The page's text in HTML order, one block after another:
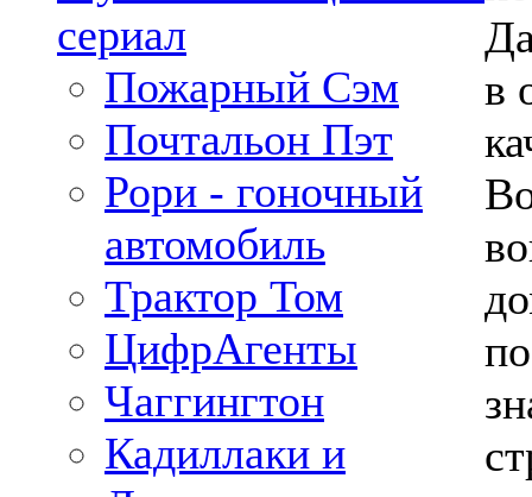
сериал
Пожарный Сэм
Почтальон Пэт
Рори - гоночный
автомобиль
Трактор Том
ЦифрАгенты
Чаггингтон
Кадиллаки и
в